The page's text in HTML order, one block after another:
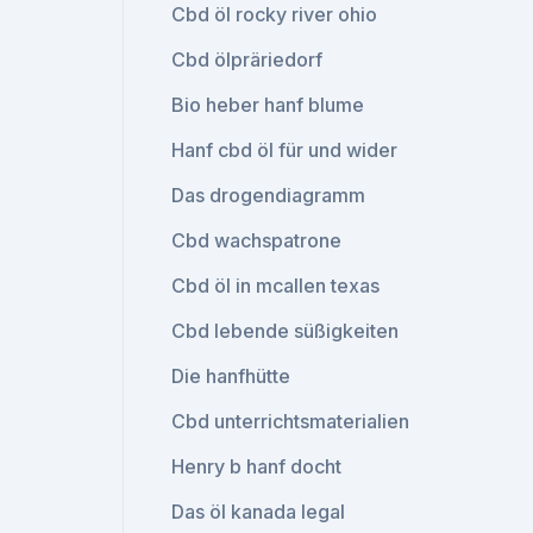
Cbd öl rocky river ohio
Cbd ölpräriedorf
Bio heber hanf blume
Hanf cbd öl für und wider
Das drogendiagramm
Cbd wachspatrone
Cbd öl in mcallen texas
Cbd lebende süßigkeiten
Die hanfhütte
Cbd unterrichtsmaterialien
Henry b hanf docht
Das öl kanada legal